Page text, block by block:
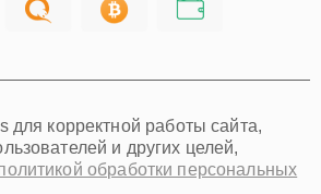
для корректной работы сайта,
и других целей,
обработки персональных